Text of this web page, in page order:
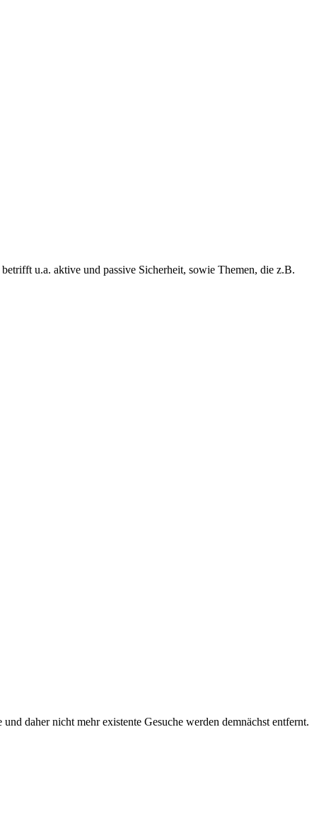
u.a. aktive und passive Sicherheit, sowie Themen, die z.B.
daher nicht mehr existente Gesuche werden demnächst entfernt.